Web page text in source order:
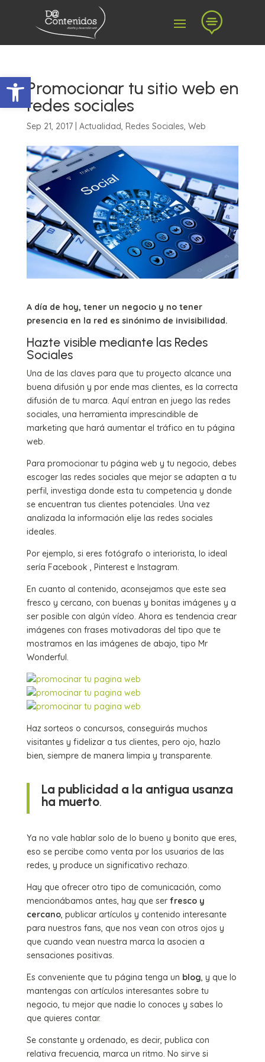
Abrir barra de herramientas

Promocionar tu sitio web en
redes sociales
Sep 21, 2017| Actualidad Redes Sociales Web
A día de hoy, tener un negocio y no tener
presencia en la red es sinónimo de invisibilidad.
Hazte visible mediante las Redes
Sociales
Una de las claves para que tu proyecto alcance una
buena difusión y por ende mas clientes, es la correcta
difusión de tu marca. Aquí entran en juego las redes
sociales, una herramienta imprescindible de
marketing que hará aumentar el tráfico en tu página
web.
Para promocionar tu página web y tu negocio, debes
escoger las redes sociales que mejor se adapten a tu
perfil, investiga donde esta tu competencia y donde
se encuentran tus clientes potenciales. Una vez
analizada la información elije las redes sociales
ideales.
Por ejemplo, si eres fotógrafo o interiorista, lo ideal
sería Facebook , Pinterest e Instagram.
En cuanto al contenido, aconsejamos que este sea
fresco y cercano, con buenas y bonitas imágenes y a
ser posible con algún vídeo. Ahora es tendencia crear
imágenes con frases motivadoras del tipo que te
mostramos en las imágenes de abajo, tipo Mr
Wonderful.
Haz sorteos o concursos, conseguirás muchos
visitantes y fidelizar a tus clientes, pero ojo, hazlo
bien, siempre de manera limpia y transparente.
La publicidad a la antigua usanza
ha muerto.
Ya no vale hablar solo de lo bueno y bonito que eres,
eso se percibe como venta por los usuarios de las
redes, y produce un significativo rechazo.
Hay que ofrecer otro tipo de comunicación, como
mencionábamos antes, hay que ser fresco y
cercano, publicar artículos y contenido interesante
para nuestros fans, que nos vean con otros ojos y
que cuando vean nuestra marca la asocien a
sensaciones positivas.
Es conveniente que tu página tenga un blog , y que lo
mantengas con artículos interesantes sobre tu
negocio, tu mejor que nadie lo conoces y sabes lo
que quieres contar.
Se constante y ordenado, es decir, publica con
relativa frecuencia, marca un ritmo. No sirve si